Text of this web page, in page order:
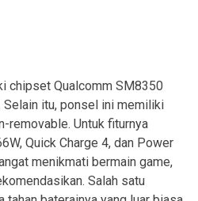
chipset Qualcomm SM8350
Selain itu, ponsel ini memiliki
removable. Untuk fiturnya
Quick Charge 4, dan Power
menikmati bermain game,
Salah satu